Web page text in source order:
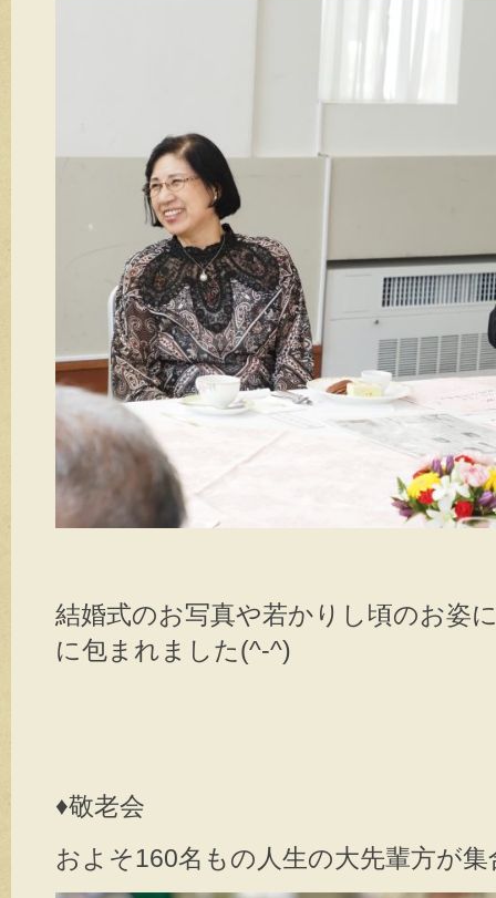
結婚式のお写真や若かりし頃のお姿
に包まれました(^-^)
♦︎敬老会
およそ160名もの人生の大先輩方が集